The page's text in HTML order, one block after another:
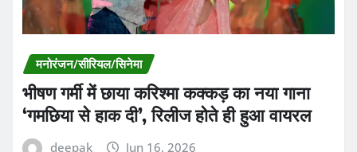
मनोरंजन/सीरियल/सिनेमा
भीषण गर्मी में छाया करिश्मा कक्कड़ का नया गाना
‘गमछिया से हाक दी’, रिलीज होते ही हुआ वायरल
deepak Jun 16, 2026